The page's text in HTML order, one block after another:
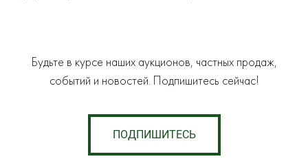
Будьте в курсе наших аукционов, частных продаж,
событий и новостей. Подпишитесь сейчас!
ПОДПИШИТЕСЬ